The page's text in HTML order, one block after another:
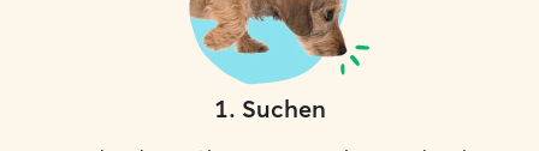
1. Suchen